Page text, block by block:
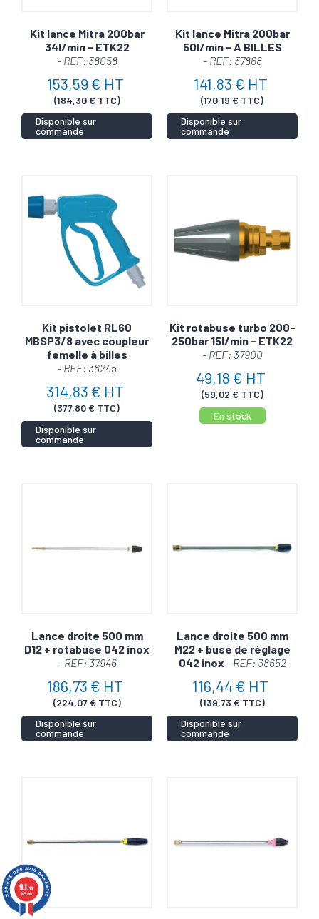
Kit lance Mitra 200bar
34l/min - ETK22
- REF: 38058
153,59 € HT
(184,30 € TTC)
Disponible sur
commande
Kit lance Mitra 200bar
50l/min - A BILLES
- REF: 37868
141,83 € HT
(170,19 € TTC)
Disponible sur
commande
Kit pistolet RL60
MBSP3/8 avec coupleur
femelle à billes
- REF: 38245
314,83 € HT
(377,80 € TTC)
Disponible sur
commande
Kit rotabuse turbo 200-
250bar 15l/min - ETK22
- REF: 37900
49,18 € HT
(59,02 € TTC)
En stock
Lance droite 500 mm
D12 + rotabuse 042 inox
- REF: 37946
186,73 € HT
(224,07 € TTC)
Disponible sur
commande
Lance droite 500 mm
M22 + buse de réglage
042 inox - REF: 38652
116,44 € HT
(139,73 € TTC)
Disponible sur
commande
9.1/10
149 avis